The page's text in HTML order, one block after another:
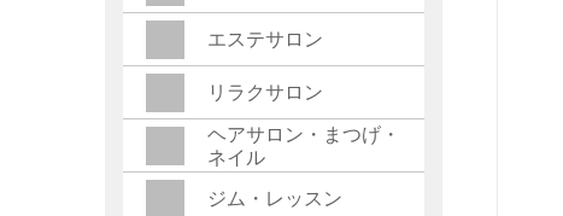
エステサロン
リラクサロン
ヘアサロン・まつげ・
ネイル
ジム・レッスン